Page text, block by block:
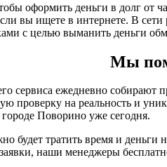
оформить деньги в долг от
вы ищете в интернете. В
с целью выманить деньги
Мы
сервиса ежедневно собирают
проверку на реальность и
Поворино уже сегодня.
будет тратить время и деньги
наши менеджеры